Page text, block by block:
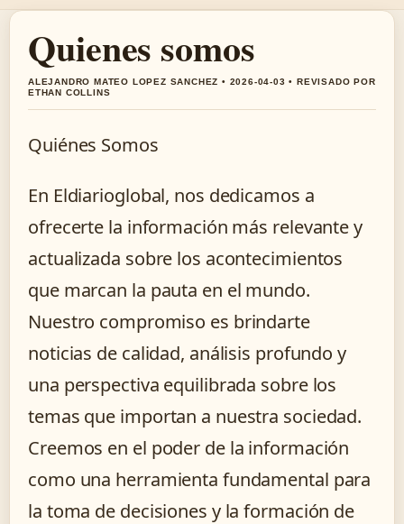
Quienes somos
ALEJANDRO MATEO LOPEZ SANCHEZ • 2026-04-03 • REVISADO POR
ETHAN COLLINS
Quiénes Somos
En Eldiarioglobal, nos dedicamos a
ofrecerte la información más relevante y
actualizada sobre los acontecimientos
que marcan la pauta en el mundo.
Nuestro compromiso es brindarte
noticias de calidad, análisis profundo y
una perspectiva equilibrada sobre los
temas que importan a nuestra sociedad.
Creemos en el poder de la información
como una herramienta fundamental para
la toma de decisiones y la formación de